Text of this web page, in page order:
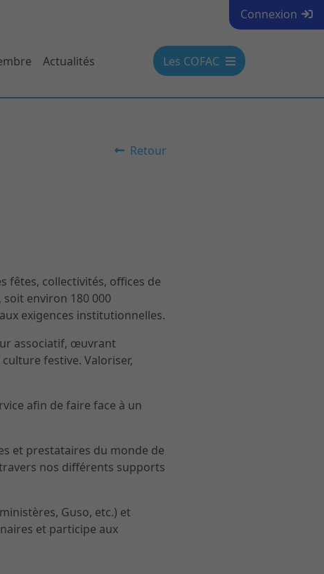
Connexion
Actualités Les COFAC
Retour
fêtes, collectivités, offices de
environ 180 000
exigences institutionnelles.
associatif, œuvrant
festive. Valoriser,
afin de faire face à un
et prestataires du monde de
nos différents supports
Guso, etc.) et
et participe aux